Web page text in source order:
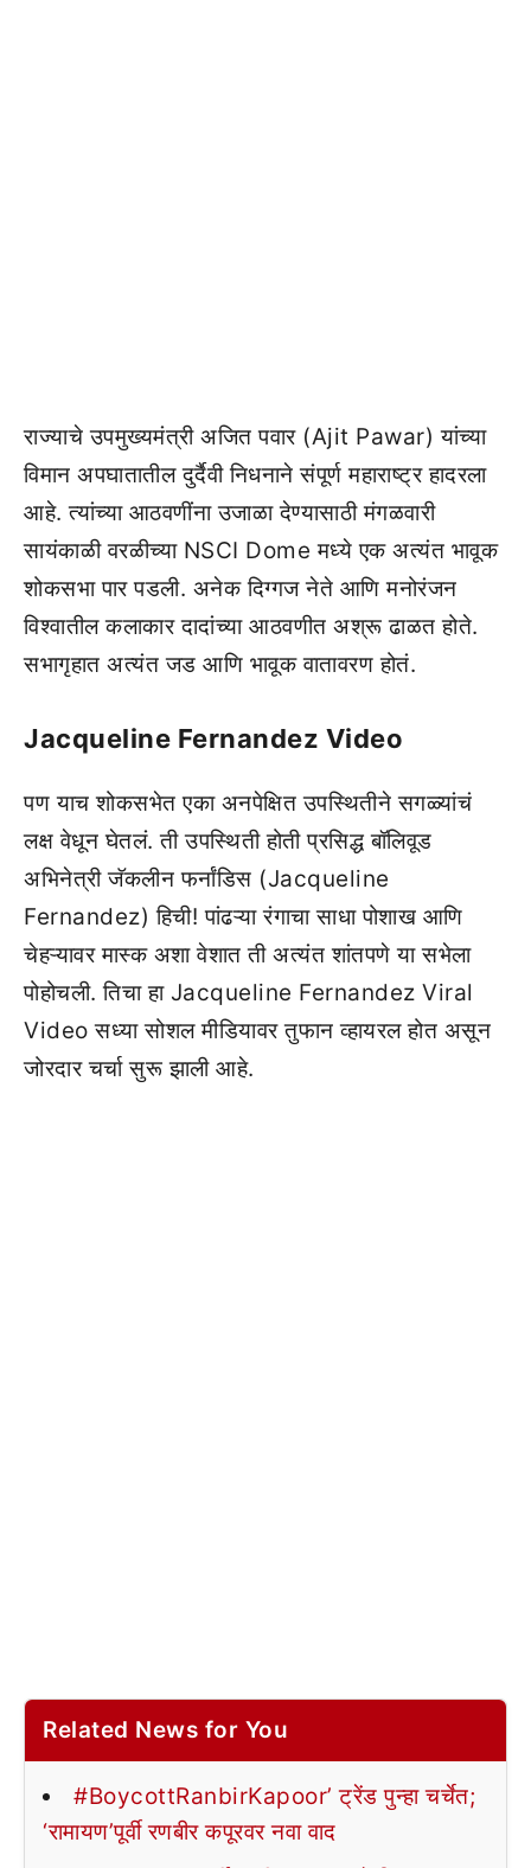
राज्याचे उपमुख्यमंत्री अजित पवार (Ajit Pawar) यांच्या
विमान अपघातातील दुर्दैवी निधनाने संपूर्ण महाराष्ट्र हादरला
आहे. त्यांच्या आठवणींना उजाळा देण्यासाठी मंगळवारी
सायंकाळी वरळीच्या NSCI Dome मध्ये एक अत्यंत भावूक
शोकसभा पार पडली. अनेक दिग्गज नेते आणि मनोरंजन
विश्वातील कलाकार दादांच्या आठवणीत अश्रू ढाळत होते.
सभागृहात अत्यंत जड आणि भावूक वातावरण होतं.
Jacqueline Fernandez Video
पण याच शोकसभेत एका अनपेक्षित उपस्थितीने सगळ्यांचं
लक्ष वेधून घेतलं. ती उपस्थिती होती प्रसिद्ध बॉलिवूड
अभिनेत्री जॅकलीन फर्नांडिस (Jacqueline
Fernandez) हिची! पांढऱ्या रंगाचा साधा पोशाख आणि
चेहऱ्यावर मास्क अशा वेशात ती अत्यंत शांतपणे या सभेला
पोहोचली. तिचा हा Jacqueline Fernandez Viral
Video सध्या सोशल मीडियावर तुफान व्हायरल होत असून
जोरदार चर्चा सुरू झाली आहे.
Related News for You
#BoycottRanbirKapoor’ ट्रेंड पुन्हा चर्चेत;
‘रामायण’पूर्वी रणबीर कपूरवर नवा वाद